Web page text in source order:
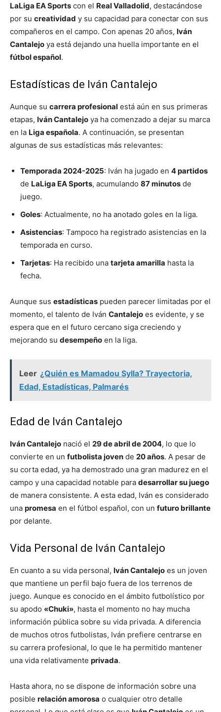
LaLiga EA Sports con el Real Valladolid, destacándose
por su creatividad y su capacidad para conectar con sus
compañeros en el campo. Con apenas 20 años, Iván
Cantalejo ya está dejando una huella importante en el
fútbol español.
Estadísticas de Iván Cantalejo
Aunque su carrera profesional está aún en sus primeras
etapas, Iván Cantalejo ya ha comenzado a dejar su marca
en la Liga española. A continuación, se presentan
algunas de sus estadísticas más relevantes:
Temporada 2024-2025: Iván ha jugado en 4 partidos
de LaLiga EA Sports, acumulando 87 minutos de
juego.
Goles: Actualmente, no ha anotado goles en la liga.
Asistencias: Tampoco ha registrado asistencias en la
temporada en curso.
Tarjetas: Ha recibido una tarjeta amarilla hasta la
fecha.
Aunque sus estadísticas pueden parecer limitadas por el
momento, el talento de Iván Cantalejo es evidente, y se
espera que en el futuro cercano siga creciendo y
mejorando su desempeño en la liga.
Leer ¿Quién es Mamadou Sylla? Trayectoria,
Edad, Estadísticas, Palmarés
Edad de Iván Cantalejo
Iván Cantalejo nació el 29 de abril de 2004, lo que lo
convierte en un futbolista joven de 20 años. A pesar de
su corta edad, ya ha demostrado una gran madurez en el
campo y una capacidad notable para desarrollar su juego
de manera consistente. A esta edad, Iván es considerado
una promesa en el fútbol español, con un futuro brillante
por delante.
Vida Personal de Iván Cantalejo
En cuanto a su vida personal, Iván Cantalejo es un joven
que mantiene un perfil bajo fuera de los terrenos de
juego. Aunque es conocido en el ámbito futbolístico por
su apodo «Chuki», hasta el momento no hay mucha
información pública sobre su vida privada. A diferencia
de muchos otros futbolistas, Iván prefiere centrarse en
su carrera profesional, lo que le ha permitido mantener
una vida relativamente privada.
Hasta ahora, no se dispone de información sobre una
posible relación amorosa o cualquier otro detalle